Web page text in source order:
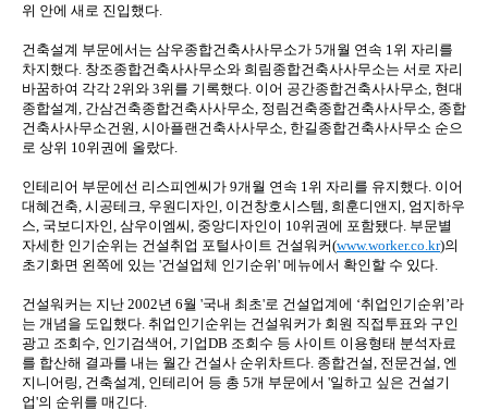
위 안에 새로 진입했다.
건축설계 부문에서는 삼우종합건축사사무소가 5개월 연속 1위 자리를
차지했다. 창조종합건축사사무소와 희림종합건축사사무소는 서로 자리
바꿈하여 각각 2위와 3위를 기록했다. 이어 공간종합건축사사무소, 현대
종합설계, 간삼건축종합건축사사무소, 정림건축종합건축사사무소, 종합
건축사사무소건원, 시아플랜건축사사무소, 한길종합건축사사무소 순으
로 상위 10위권에 올랐다.
인테리어 부문에선 리스피엔씨가 9개월 연속 1위 자리를 유지했다. 이어
대혜건축, 시공테크, 우원디자인, 이건창호시스템, 희훈디앤지, 엄지하우
스, 국보디자인, 삼우이엠씨, 중앙디자인이 10위권에 포함됐다. 부문별
자세한 인기순위는 건설취업 포털사이트 건설워커(www.worker.co.kr)의
초기화면 왼쪽에 있는 '건설업체 인기순위' 메뉴에서 확인할 수 있다.
건설워커는 지난 2002년 6월 '국내 최초'로 건설업계에 ‘취업인기순위’라
는 개념을 도입했다. 취업인기순위는 건설워커가 회원 직접투표와 구인
광고 조회수, 인기검색어, 기업DB 조회수 등 사이트 이용형태 분석자료
를 합산해 결과를 내는 월간 건설사 순위차트다. 종합건설, 전문건설, 엔
지니어링, 건축설계, 인테리어 등 총 5개 부문에서 '일하고 싶은 건설기
업'의 순위를 매긴다.